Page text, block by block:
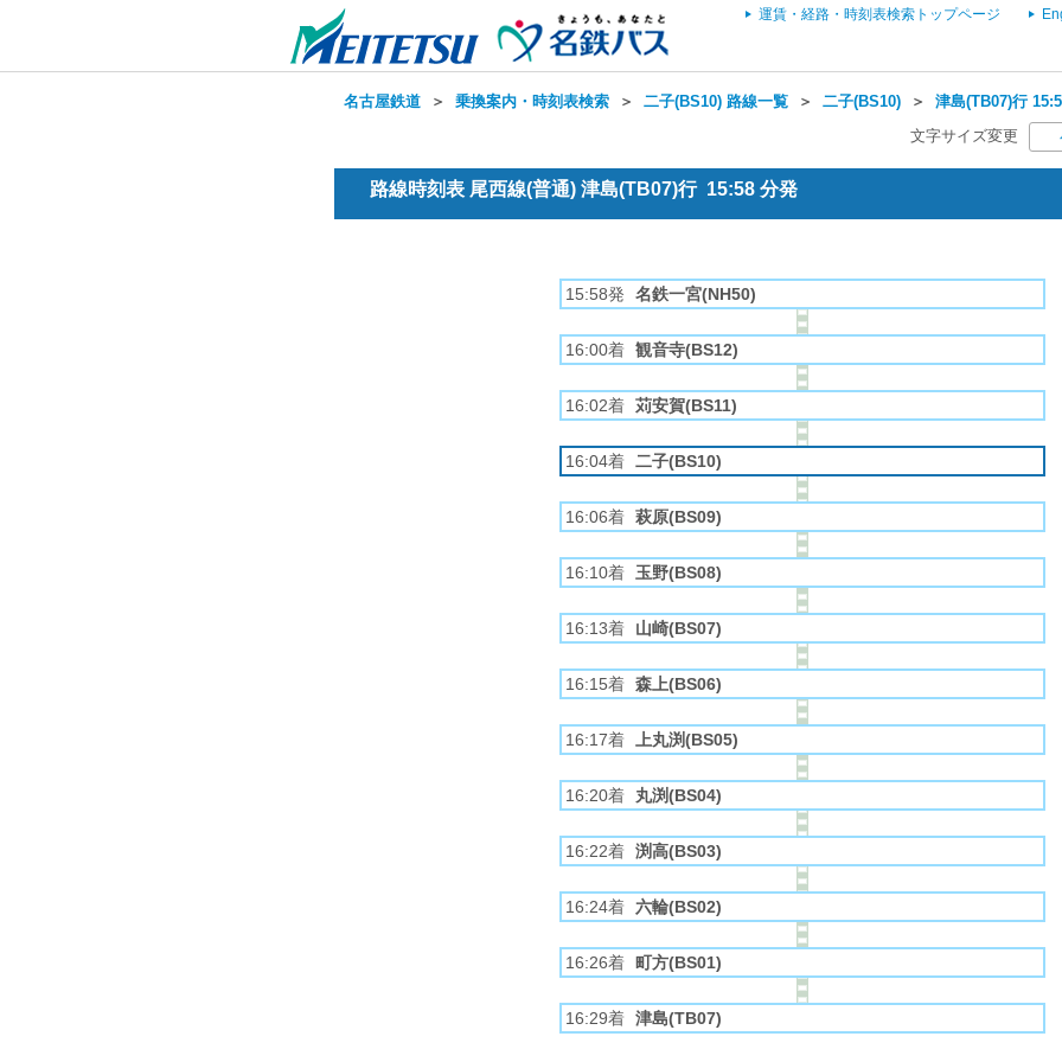
運賃・経路・時刻表検索トップページ
名古屋鉄道 ＞ 乗換案内・時刻表検索 ＞ 二子(BS10) 路線一覧 ＞ 二子(BS10) ＞ 津島(TB07)行
文字サイズ変更
路線時刻表 尾西線(普通) 津島(TB07)行 15:58 分発
15:58発 名鉄一宮(NH50)
16:00着 観音寺(BS12)
16:02着 苅安賀(BS11)
16:04着 二子(BS10)
16:06着 萩原(BS09)
16:10着 玉野(BS08)
16:13着 山崎(BS07)
16:15着 森上(BS06)
16:17着 上丸渕(BS05)
16:20着 丸渕(BS04)
16:22着 渕高(BS03)
16:24着 六輪(BS02)
16:26着 町方(BS01)
16:29着 津島(TB07)